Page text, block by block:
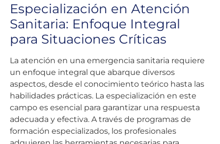
Especialización en Atención
Sanitaria: Enfoque Integral
para Situaciones Críticas
La atención en una emergencia sanitaria requiere
un enfoque integral que abarque diversos
aspectos, desde el conocimiento teórico hasta las
habilidades prácticas. La especialización en este
campo es esencial para garantizar una respuesta
adecuada y efectiva. A través de programas de
formación especializados, los profesionales